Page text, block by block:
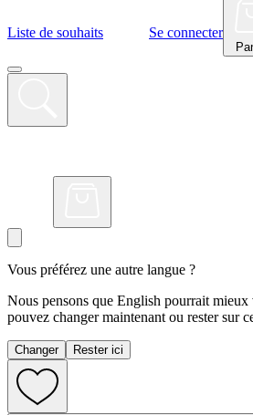
Liste de souhaits Se connecter
Vous préférez une autre langue ?
Nous pensons que English pourrait
pouvez changer maintenant ou rester sur
Changer Rester ici